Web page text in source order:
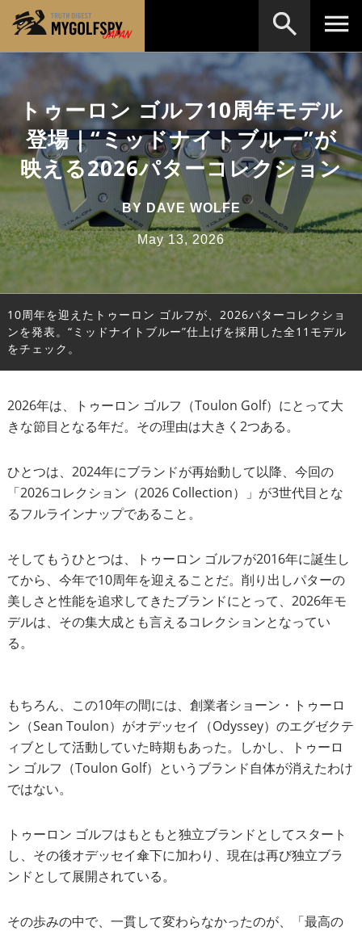
トゥーロン ゴルフ10周年モデル
登場｜“ミッドナイトブルー”が
映える2026パターコレクション
BY DAVE WOLFE
May 13, 2026
10周年を迎えたトゥーロン ゴルフが、2026パターコレクショ
ンを発表。“ミッドナイトブルー”仕上げを採用した全11モデル
をチェック。
2026年は、トゥーロン ゴルフ（Toulon Golf）にとって大
きな節目となる年だ。その理由は大きく2つある。
ひとつは、2024年にブランドが再始動して以降、今回の
「2026コレクション（2026 Collection）」が3世代目とな
るフルラインナップであること。
そしてもうひとつは、トゥーロン ゴルフが2016年に誕生し
てから、今年で10周年を迎えることだ。削り出しパターの
美しさと性能を追求してきたブランドにとって、2026年モ
デルは、その集大成とも言えるコレクションとなってい
る。
もちろん、この10年の間には、創業者ショーン・トゥーロ
ン（Sean Toulon）がオデッセイ（Odyssey）のエグゼクテ
ィブとして活動していた時期もあった。しかし、トゥーロ
ン ゴルフ（Toulon Golf）というブランド自体が消えたわけ
ではない。
トゥーロン ゴルフはもともと独立ブランドとしてスタート
し、その後オデッセイ傘下に加わり、現在は再び独立ブラ
ンドとして展開されている。
その歩みの中で、一貫して変わらなかったのが、「最高の
MOST WANTED テストランキング
NEW RELEASES 新製品情報
HOW TO ゴルフ上達・実践テクニック
LAB テスト・データ検証
Golf News ゴルフニュース
REVIEWS 製品レビュー
DRIVERS ドライバー
FAIRWAY WOODS フェアウェイウッド
HYBRIDS
WEDGES ウェッジ
OTHER その他
Editor’s Picks 編集部のおすすめ
Our Team 私たちのチーム
Our Mission 私たちの使命
ABOUT US MyGolfSpyJapanとは？
※メーカー名やクラブ名など、検索したい事柄を入
力してください。
検索